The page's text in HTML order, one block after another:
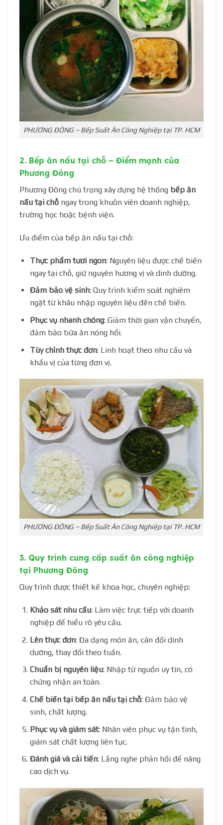
PHƯƠNG ĐÔNG – Bếp Suất Ăn Công Nghiệp tại TP. HCM
2. Bếp ăn nấu tại chỗ – Điểm mạnh của
Phương Đông
Phương Đông chú trọng xây dựng hệ thống bếp ăn
nấu tại chỗ ngay trong khuôn viên doanh nghiệp,
trường học hoặc bệnh viện.
Ưu điểm của bếp ăn nấu tại chỗ:
Thực phẩm tươi ngon: Nguyên liệu được chế biến
ngay tại chỗ, giữ nguyên hương vị và dinh dưỡng.
Đảm bảo vệ sinh: Quy trình kiểm soát nghiêm
ngặt từ khâu nhập nguyên liệu đến chế biến.
Phục vụ nhanh chóng: Giảm thời gian vận chuyển,
đảm bảo bữa ăn nóng hổi.
Tùy chỉnh thực đơn: Linh hoạt theo nhu cầu và
khẩu vị của từng đơn vị.
PHƯƠNG ĐÔNG – Bếp Suất Ăn Công Nghiệp tại TP. HCM
3. Quy trình cung cấp suất ăn công nghiệp
tại Phương Đông
Quy trình được thiết kế khoa học, chuyên nghiệp:
Khảo sát nhu cầu: Làm việc trực tiếp với doanh
nghiệp để hiểu rõ yêu cầu.
Lên thực đơn: Đa dạng món ăn, cân đối dinh
dưỡng, thay đổi theo tuần.
Chuẩn bị nguyên liệu: Nhập từ nguồn uy tín, có
chứng nhận an toàn.
Chế biến tại bếp ăn nấu tại chỗ: Đảm bảo vệ
sinh, chất lượng.
Phục vụ và giám sát: Nhân viên phục vụ tận tình,
giám sát chất lượng liên tục.
Đánh giá và cải tiến: Lắng nghe phản hồi để nâng
cao dịch vụ.